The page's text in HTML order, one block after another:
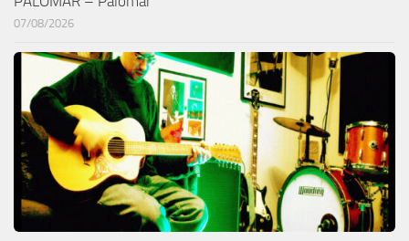
07/08/2026